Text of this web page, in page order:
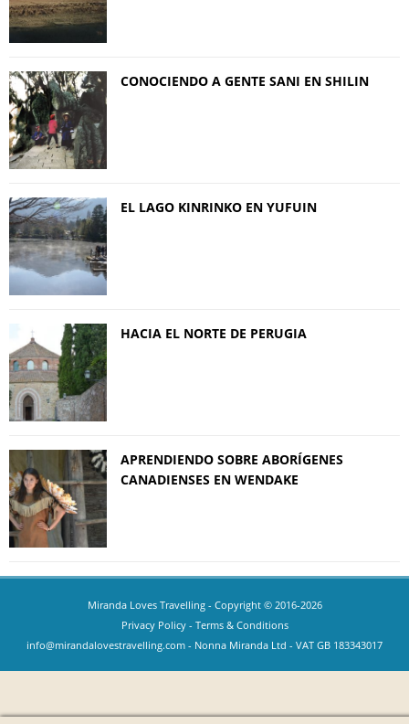
CONOCIENDO A GENTE SANI EN SHILIN
EL LAGO KINRINKO EN YUFUIN
HACIA EL NORTE DE PERUGIA
APRENDIENDO SOBRE ABORÍGENES
CANADIENSES EN WENDAKE
Miranda Loves Travelling- Copyright © 2016-2026
Privacy Policy- Terms & Conditions
info@mirandalovestravelling.com - Nonna Miranda Ltd - VAT GB 183343017